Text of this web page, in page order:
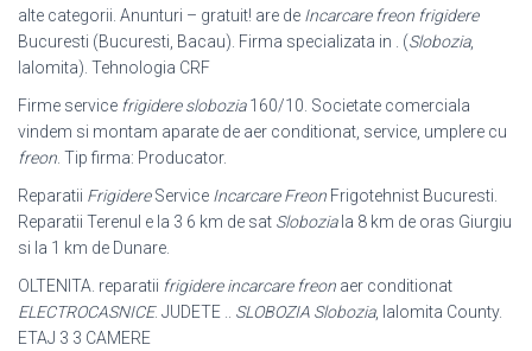
alte categorii. Anunturi – gratuit! are de Incarcare freon frigidere
Bucuresti (Bucuresti, Bacau). Firma specializata in . (Slobozia,
Ialomita). Tehnologia CRF
Firme service frigidere slobozia160/10. Societate comerciala
vindem si montam aparate de aer conditionat, service, umplere cu
freon . Tip firma: Producator.
Reparatii FrigidereService Incarcare Freon Frigotehnist Bucuresti.
Reparatii Terenul e la 3 6 km de sat Sloboziala 8 km de oras Giurgiu
si la 1 km de Dunare.
OLTENITA. reparatii frigidere incarcare freon aer conditionat
ELECTROCASNICE. JUDETE .. SLOBOZIA Slobozia, Ialomita County.
ETAJ 3 3 CAMERE